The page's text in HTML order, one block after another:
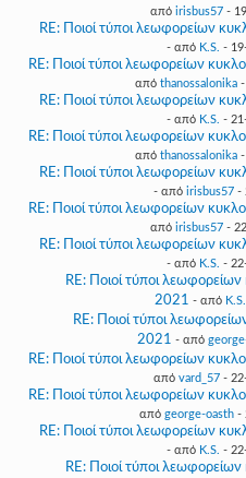
από irisbus57-
RE: Ποιοί τύποι λεωφορείων
- από K.S. -
RE: Ποιοί τύποι λεωφορείων
από thanossalonika -
RE: Ποιοί τύποι λεωφορείων
- από K.S. -
RE: Ποιοί τύποι λεωφορείων
από thanossalonika -
RE: Ποιοί τύποι λεωφορείων
- από irisbus57-
RE: Ποιοί τύποι λεωφορείων
από irisbus57-
RE: Ποιοί τύποι λεωφορείων
- από K.S. -
RE: Ποιοί τύποι
2021 - από K.S.
RE: Ποιοί τύποι
2021 - από
RE: Ποιοί τύποι λεωφορείων
από vard_57-
RE: Ποιοί τύποι λεωφορείων
από george-oasth-
RE: Ποιοί τύποι λεωφορείων
- από K.S. -
RE: Ποιοί τύποι